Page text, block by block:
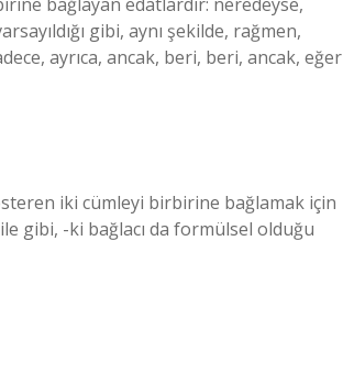
gibi, aynı şekilde, rağmen,
ayrıca, ancak, beri, beri, ancak, eğer
iki cümleyi birbirine bağlamak için
gibi, -ki bağlacı da formülsel olduğu